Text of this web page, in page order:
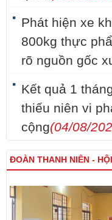
Phát hiện xe
800kg thực
rõ nguồn gốc
Kết quả 1
thiếu niên vi
cộng(04/08/
ĐOÀN THANH NIÊN -